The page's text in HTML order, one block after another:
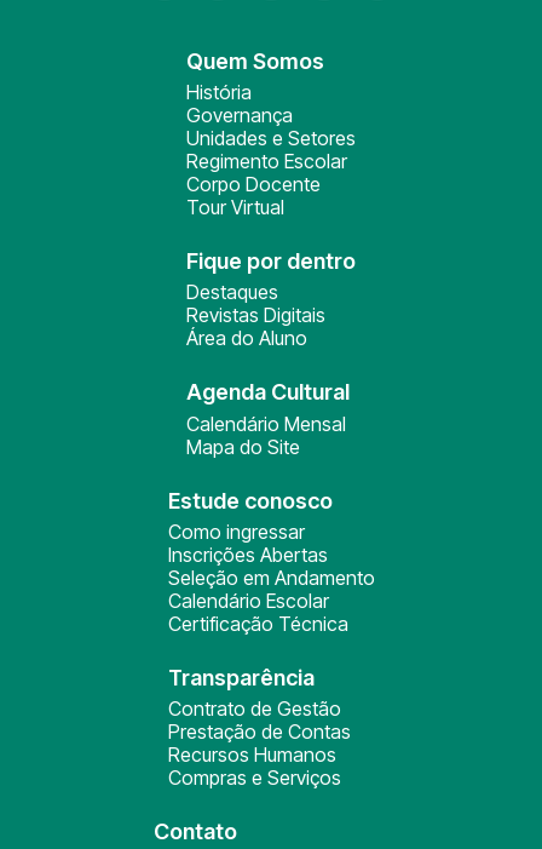
Quem Somos
História
Governança
Unidades e Setores
Regimento Escolar
Corpo Docente
Tour Virtual
Fique por dentro
Destaques
Revistas Digitais
Área do Aluno
Agenda Cultural
Calendário Mensal
Mapa do Site
Estude conosco
Como ingressar
Inscrições Abertas
Seleção em Andamento
Calendário Escolar
Certificação Técnica
Transparência
Contrato de Gestão
Prestação de Contas
Recursos Humanos
Compras e Serviços
Contato